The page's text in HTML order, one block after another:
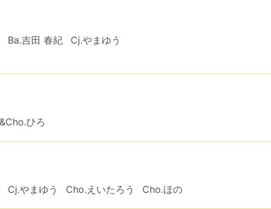
Ba.吉田 春紀
Cj.やまゆう
ひろ
Cj.やまゆう Cho.えいたろう Cho.ほの